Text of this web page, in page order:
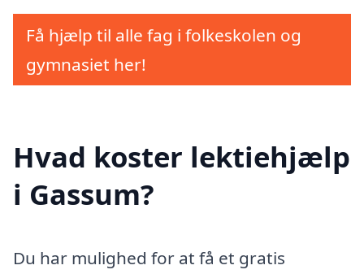
Få hjælp til alle fag i folkeskolen og
gymnasiet her!
Hvad koster lektiehjælp
i Gassum?
Du har mulighed for at få et gratis